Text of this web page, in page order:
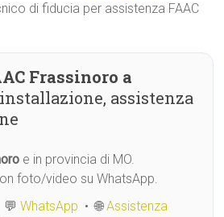
di fiducia per assistenza FAAC
Frassinoro a
assistenza
e in provincia di MO.
foto/video su WhatsApp.
💬WhatsApp • 🌐Assistenza